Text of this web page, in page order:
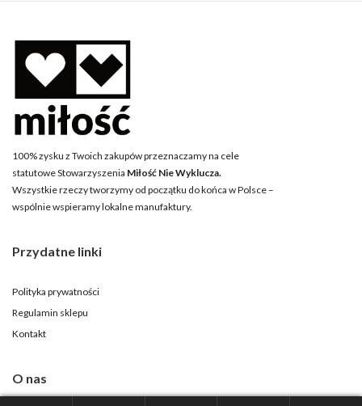
100% zysku z Twoich zakupów przeznaczamy na cele
statutowe Stowarzyszenia Miłość Nie Wyklucza.
Wszystkie rzeczy tworzymy od początku do końca w Polsce –
wspólnie wspieramy lokalne manufaktury.
Przydatne linki
Polityka prywatności
Regulamin sklepu
Kontakt
O nas